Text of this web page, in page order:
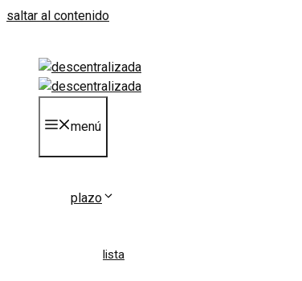
saltar al contenido
menú
plazo
lista